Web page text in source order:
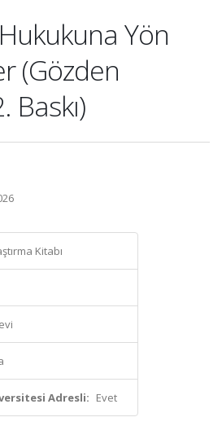
Yön
(Gözden
Baskı)
Kitabı
Adresli: Evet